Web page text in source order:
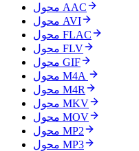
محول AAC
محول AVI
محول FLAC
محول FLV
محول GIF
محول M4A
محول M4R
محول MKV
محول MOV
محول MP2
محول MP3